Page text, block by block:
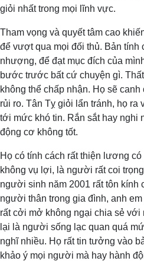
giỏi nhất trong mọi lĩnh vực.
Tham vọng và quyết tâm cao
để vượt qua mọi đối thủ. Bản tính
nhượng, để đạt mục đích của
bước trước bất cứ chuyện gì.
không thể chấp nhận. Họ sẽ
rủi ro. Tân Tỵ giỏi lẩn tránh, họ ra
tới mức khó tin. Rắn sắt hay nghi
động cơ không tốt.
Họ có tính cách rất thiện lương
không vụ lợi, là người rất coi
người sinh năm 2001 rất tôn kính
người thân trong gia đình, anh
rất cởi mở không ngại chia sẻ
lại là người sống lạc quan quá
nghĩ nhiều. Họ rất tin tưởng vào
khảo ý mọi người mà hay hành